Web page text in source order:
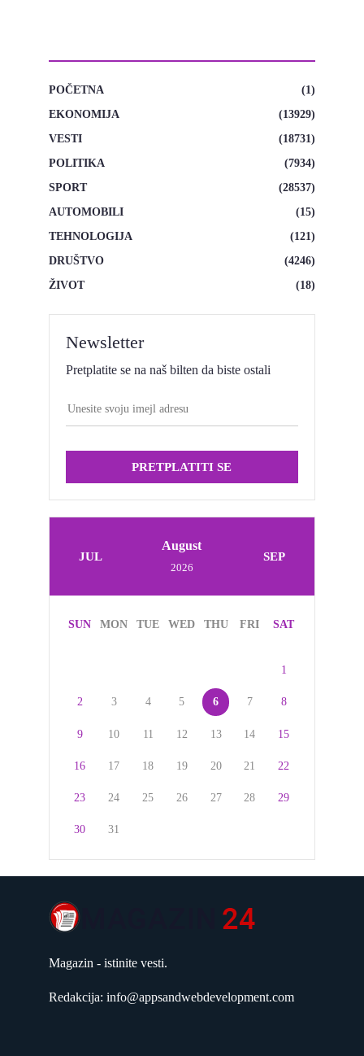
POČETNA
(1)
EKONOMIJA
(13929)
VESTI
(18731)
POLITIKA
(7934)
SPORT
(28537)
AUTOMOBILI
(15)
TEHNOLOGIJA
(121)
DRUŠTVO
(4246)
ŽIVOT
(18)
Newsletter
Pretplatite se na naš bilten da biste ostali
PRETPLATITI SE
JUL
August
2026
SEP
SUN MON TUE WED THU FRI SAT
1
2 3 4 5 6 7 8
9 10 11 12 13 14 15
16 17 18 19 20 21 22
23 24 25 26 27 28 29
30 31
Magazin - istinite vesti.
Redakcija: info@appsandwebdevelopment.com